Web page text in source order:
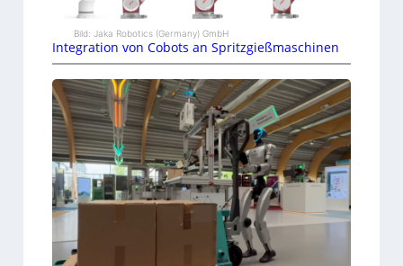
Bild: Jaka Robotics (Germany) GmbH
Integration von Cobots an Spritzgießmaschinen